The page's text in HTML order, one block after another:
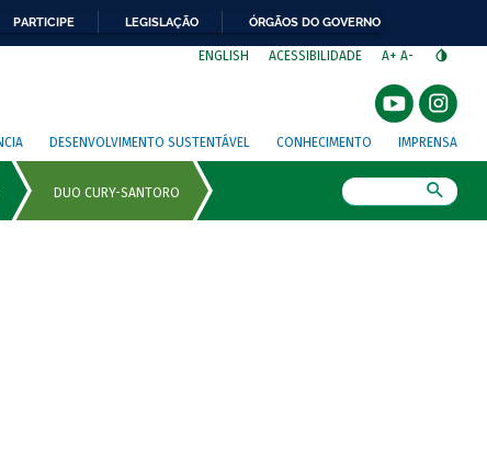
PARTICIPE LEGISLAÇÃO ÓRGÃOS DO GOVERNO
ENGLISH ACESSIBILIDADE A+ A-
DESENVOLVIMENTO SUSTENTÁVEL CONHECIMENTO IMPRENSA